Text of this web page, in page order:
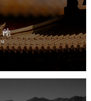
博物馆网站建设
专题 网站代运营